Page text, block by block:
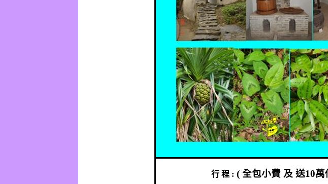
行 程 : (全包小費 及 送10萬